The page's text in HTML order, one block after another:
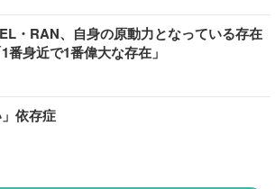
・RAN、自身の原動力となっている存在
番身近で1番偉大な存在」
」依存症